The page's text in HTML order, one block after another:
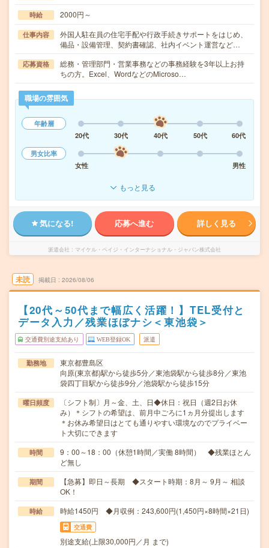
時給 2000円～
仕事内容
外国人駐在員の住宅手配や行政手続きサポートをはじめ、
備品・設備管理、契約書確認、社内イベント運営など…
応募資格
総務・管理部門・営業事務などの事務経験を3年以上お持
ちの方。Excel、WordなどのMicroso…
職場の雰囲気
年齢層
20代
30代 40代 50代
60代
男女比率
女性
男性
もっと見る
気になる! 応募へ進む 詳しく見る
派遣会社 マイケル・ペイジ・インターナショナル・ジャパン株式会社
未読 掲載日 2026/08/06
【20代～50代まで幅広く活躍！】TEL受付と
データ入力／残業ほぼナシ＜東池袋＞
交通費別途支給あり WEB登録OK 派遣
勤務地
東京都豊島区
向原(東京都)駅から徒歩5分／東池袋駅から徒歩8分／東池
袋四丁目駅から徒歩9分／池袋駅から徒歩15分
曜日頻度
〔シフト制〕月～金、土、日◆休日：祝日（週2日お休
み）＊シフトの希望は、前月中ごろに1ヵ月分提出します
＊お休み希望日はとても通りやすい環境なのでプライベー
ト大切にできます
時間
9：00～18：00（休憩1時間／実働 8時間） ◆残業ほとん
ど無し
期間
【急募】即日～長期 ◆スタート時期：8月～ 9月～ 相談
OK！
時給 時給1450円 ◆月収例：243,600円(1,450円×8時間×21日)
交通費
別途支給(上限30,000円／月 まで)